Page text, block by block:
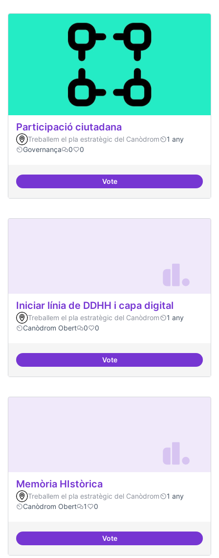
Participació ciutadana
Treballem el pla estratègic del Canòdrom
1 any
Governança
0 0
VoteParticipació ciutadana
Iniciar línia de DDHH i capa digital
Treballem el pla estratègic del Canòdrom
1 any
Canòdrom Obert
0 0
VoteIniciar línia de DDHH i capa
Memòria HIstòrica
Treballem el pla estratègic del Canòdrom
1 any
Canòdrom Obert
1 0
VoteMemòria HIstòrica